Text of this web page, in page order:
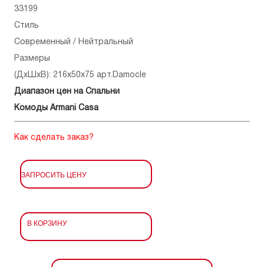
33199
Стиль
Современный / Нейтральный
Размеры
(ДхШхВ): 216x50x75 арт.Damocle
Диапазон цен на Спальни
Комоды Armani Casa
Как сделать заказ?
ЗАПРОСИТЬ ЦЕНУ
В КОРЗИНУ